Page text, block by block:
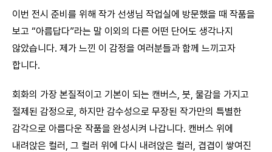
이번 전시 준비를 위해 작가 선생님 작업실에 방문했을 때 작품을
보고 “아름답다”라는 말 이외의 다른 어떤 단어도 생각나지
않았습니다. 제가 느낀 이 감정을 여러분들과 함께 느끼고자
합니다.
회화의 가장 본질적이고 기본이 되는 캔버스, 붓, 물감을 가지고
절제된 감정으로, 하지만 감수성으로 무장된 작가만의 특별한
감각으로 아름다운 작품을 완성시켜 나갑니다. 캔버스 위에
내려앉은 컬러, 그 컬러 위에 다시 내려앉은 컬러, 겹겹이 쌓여진